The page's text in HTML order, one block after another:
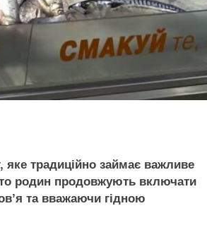
яке традиційно займає важливе
родин продовжують включати
та вважаючи гідною